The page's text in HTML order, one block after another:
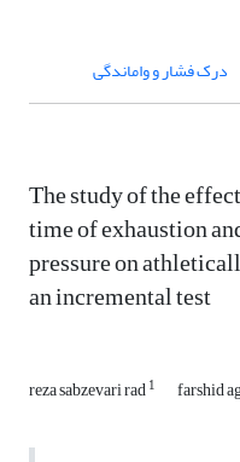
درک فشار و واماندگی
The study of the
time of exhaustion
pressure on
an incremental test
reza sabzevari rad1 farshid